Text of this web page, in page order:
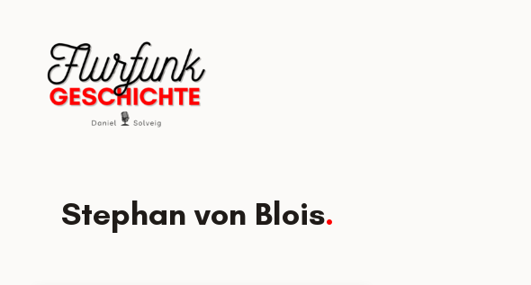
Inhalt
springen
Stephan von Blois